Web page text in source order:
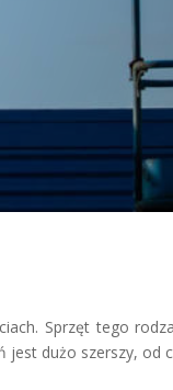
Sprzęt tego
dużo szerszy, od